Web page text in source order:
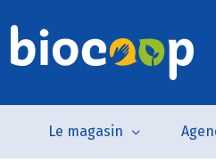
Le magasin